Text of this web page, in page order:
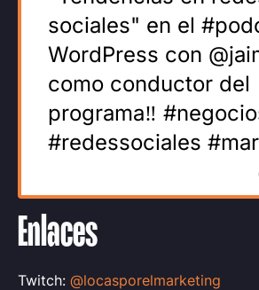
sociales" en el
WordPress con
como conductor del
programa‼️
#redessociales
Enlaces
Twitch: @locasporelmarketing